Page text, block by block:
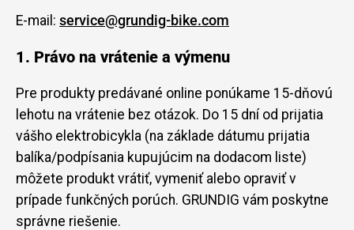
E-mail: service@grundig-bike.com
1. Právo na vrátenie a výmenu
Pre produkty predávané online ponúkame 15-dňovú
lehotu na vrátenie bez otázok. Do 15 dní od prijatia
vášho elektrobicykla (na základe dátumu prijatia
balíka/podpísania kupujúcim na dodacom liste)
môžete produkt vrátiť, vymeniť alebo opraviť v
prípade funkčných porúch. GRUNDIG vám poskytne
správne riešenie.